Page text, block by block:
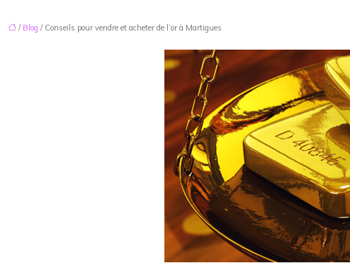
/ Blog / Conseils pour vendre et acheter de l’or à Martigues